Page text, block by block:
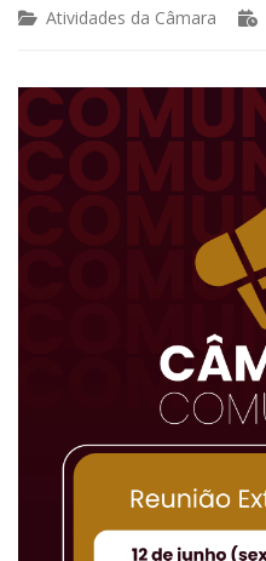
Atividades da Câmara